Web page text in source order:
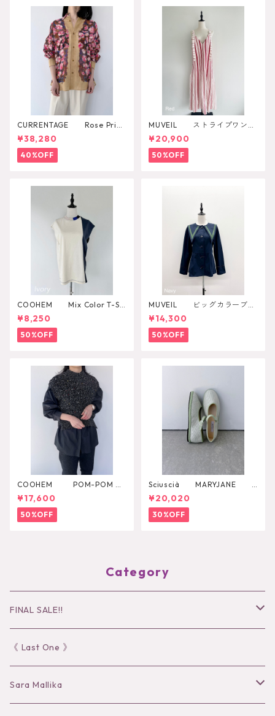
CURRENTAGE Rose Print
Shirt
¥38,280
40%OFF
MUVEIL ストライプワンピ
ース
¥20,900
50%OFF
COOHEM Mix Color T-SH
IRT
¥8,250
50%OFF
MUVEIL ビッグカラーブラ
ウス
¥14,300
50%OFF
COOHEM POM-POM M
ELANGE KNIT VEST
¥17,600
50%OFF
Sciuscià MARYJANE
（ARTICHOKE）
¥20,020
30%OFF
Category
FINAL SALE!!
30％OFF
40％OFF
《 Last One 》
Sara Mallika